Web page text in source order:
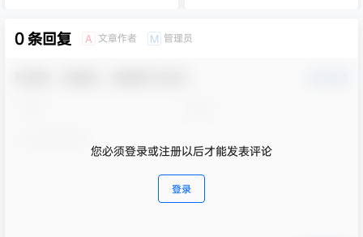
0 条回复 A 文章作者 M 管理员
您必须登录或注册以后才能发表评论
登录